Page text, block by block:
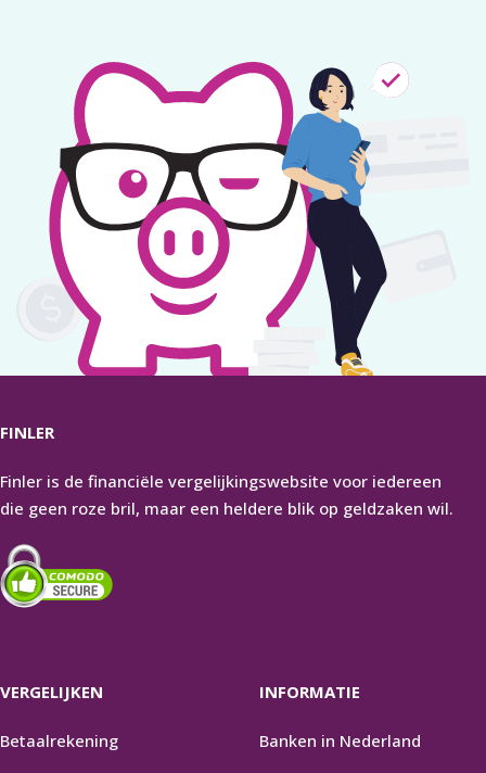
FINLER
Finler is de financiële vergelijkingswebsite voor iedereen
die geen roze bril, maar een heldere blik op geldzaken wil.
VERGELIJKEN
Betaalrekening
INFORMATIE
Banken in Nederland